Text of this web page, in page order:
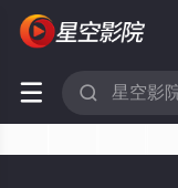
 